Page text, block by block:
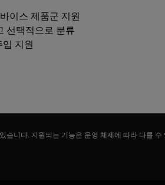
이스 제품군 지원
선택적으로 분류
지원
습니다. 지원되는 기능은 운영 체제에 따라 다를